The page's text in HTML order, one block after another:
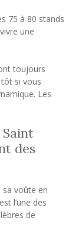
75 à 80 stands
une
toujours
si vous
Les
Saint
des
voûte en
l’une des
de